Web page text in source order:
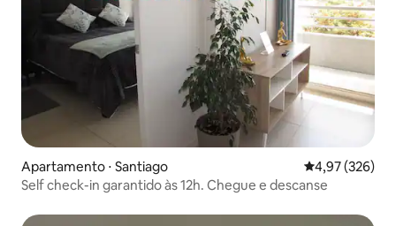
Apartamento ⋅ Santiago 4,97 de uma
4,97 (326)
Self check-in garantido às 12h. Chegue e descanse